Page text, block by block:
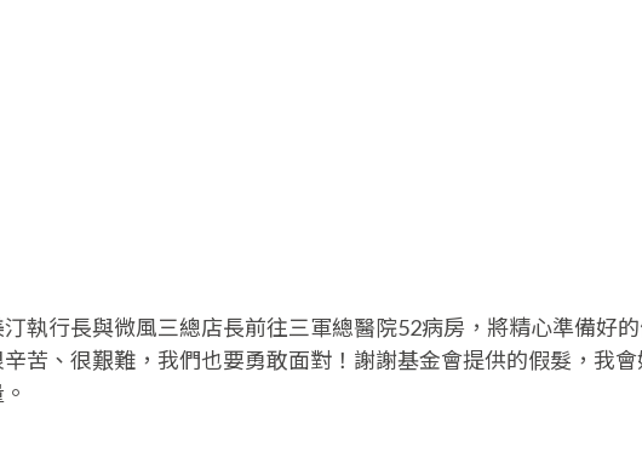
執行長與微風三總店長前往三軍總醫院52病房，將精心準備好
苦、很艱難，我們也要勇敢面對！謝謝基金會提供的假髮，我